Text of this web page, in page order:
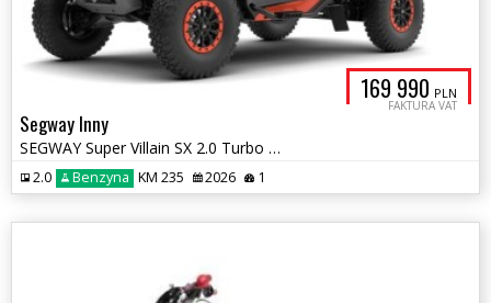
169 990 PLN
FAKTURA VAT
Segway Inny
SEGWAY Super Villain SX 2.0 Turbo 235 KM
2.0 Benzyna KM 235 2026 1